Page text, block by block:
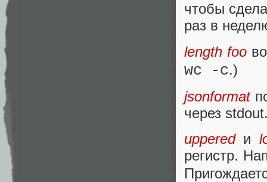
чтобы
раз в
length foo
wc -c.)
jsonformat
через
upperedи
регистр.